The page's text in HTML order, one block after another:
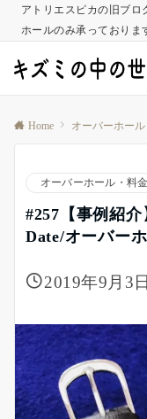
アトリエスピカの旧ブロ
ホールのみ承っておりま
Home オーバーホー
オーバーホール・料
#257【事例紹
Date/オーバー
2019年9月3日